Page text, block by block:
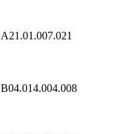
A21.01.007.021
B04.014.004.008